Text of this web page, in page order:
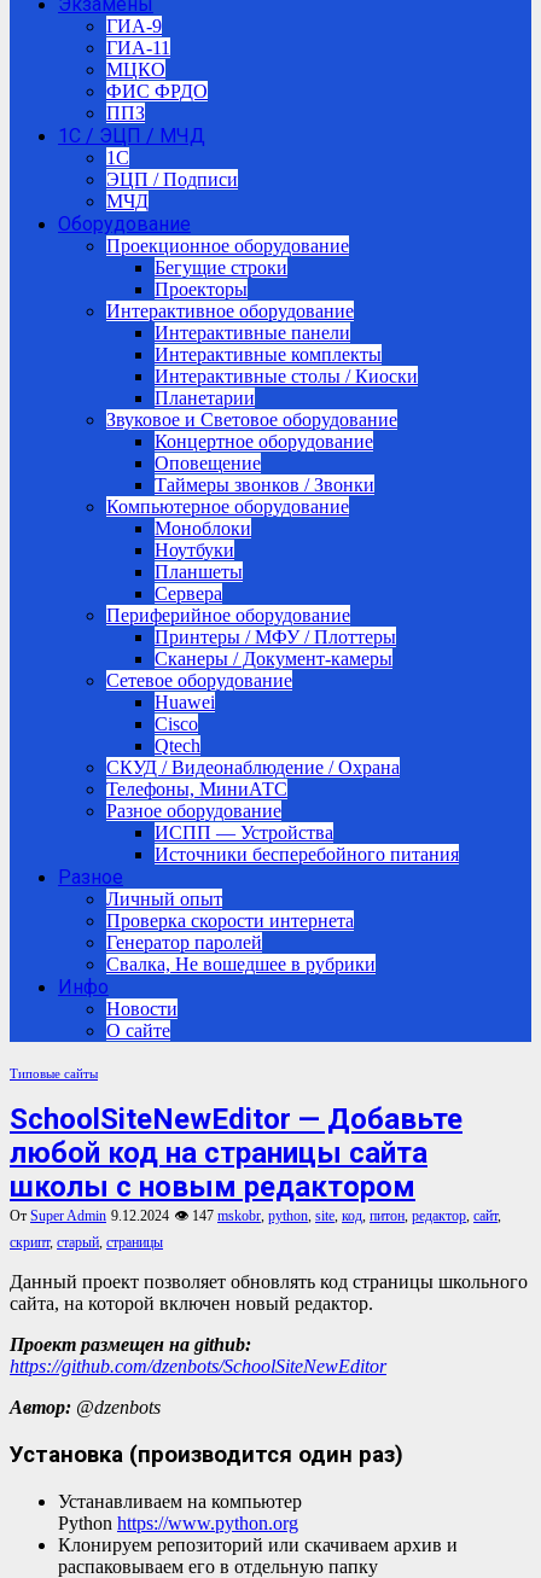
ГИА-9
ГИА-11
МЦКО
ФИС ФРДО
ППЗ
1С / ЭЦП / МЧД
1C
ЭЦП / Подписи
МЧД
Оборудование
Проекционное оборудование
Бегущие строки
Проекторы
Интерактивное оборудование
Интерактивные панели
Интерактивные комплекты
Интерактивные столы / Киоски
Планетарии
Звуковое и Световое оборудование
Концертное оборудование
Оповещение
Таймеры звонков / Звонки
Компьютерное оборудование
Моноблоки
Ноутбуки
Планшеты
Сервера
Периферийное оборудование
Принтеры / МФУ / Плоттеры
Сканеры / Документ-камеры
Сетевое оборудование
Huawei
Cisco
Qtech
СКУД / Видеонаблюдение / Охрана
Телефоны, МиниАТС
Разное оборудование
ИСПП — Устройства
Источники бесперебойного питания
Разное
Личный опыт
Проверка скорости интернета
Генератор паролей
Свалка, Не вошедшее в рубрики
Инфо
Новости
О сайте
Типовые сайты
SchoolSiteNewEditor — Добавьте
любой код на страницы сайта
школы с новым редактором
От Super Admin 9.12.2024 👁 147 mskobr, python, site, код, питон, редактор, сайт,
скрипт, старый, страницы
Данный проект позволяет обновлять код страницы школьного
сайта, на которой включен новый редактор.
Проект размещен на github:
https://github.com/dzenbots/SchoolSiteNewEditor
Автор: @dzenbots
Установка (производится один раз)
Устанавливаем на компьютер
Python https://www.python.org
Клонируем репозиторий или скачиваем архив и
распаковываем его в отдельную папку